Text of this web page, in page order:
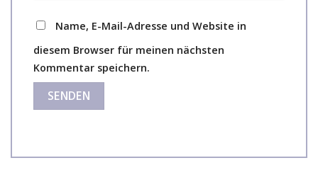
Name, E-Mail-Adresse und Website in
diesem Browser für meinen nächsten
Kommentar speichern.